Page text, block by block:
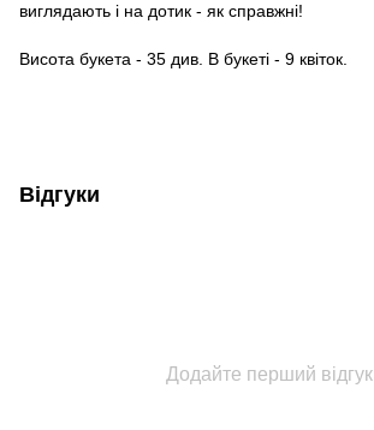
виглядають і на дотик - як справжні!
Висота букета - 35 див. В букеті - 9 квіток.
Відгуки
Додайте перший відгук